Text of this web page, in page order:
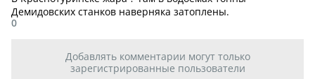
Демидовских станков наверняка затоплены.
0
Добавлять комментарии могут только
зарегистрированные пользователи